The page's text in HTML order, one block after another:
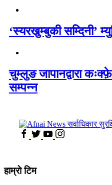
‘स्यरखुम्बुकी सम्दिनी’
चुम्लुङ जापानद्वारा
सम्पन्न
हाम्राे टिम